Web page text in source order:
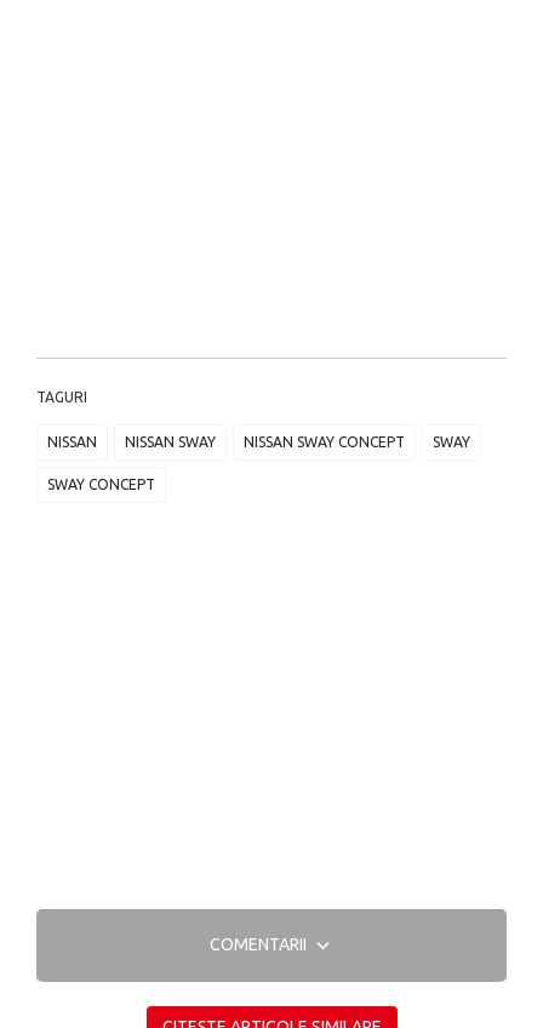
TAGURI
NISSAN NISSAN SWAY NISSAN SWAY CONCEPT SWAY
SWAY CONCEPT
COMENTARII